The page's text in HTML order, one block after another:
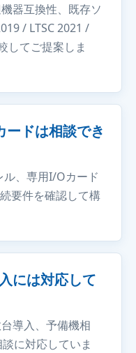
器互換性、既存ソ
/ LTSC 2021 /
してご提案しま
ドは相談でき
ル、専用I/Oカード
要件を確認して構
には対応して
導入、予備機相
に対応していま